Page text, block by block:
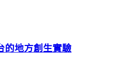
的地方創生實驗